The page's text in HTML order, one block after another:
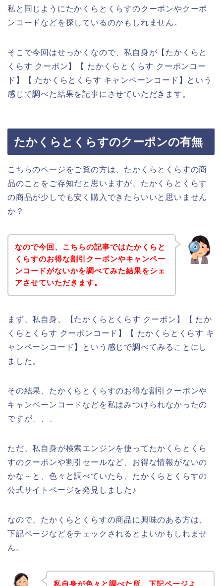
私と同じようにたかくらとくらすのクーポンやクーポ
ンコードなどを探しているのかもしれません。
そこで今回はせっかくなので、私自身が【たかくらと
くらす クーポン】【 たかくらとくらす クーポンコー
ド】【 たかくらとくらす キャンペーンコード】という
感じで調べた結果を記事にさせていただきます。
たかくらとくらすのクーポンの有無
こちらのページをご覧の方は、たかくらとくらすの商
品のことをご存知だと思いますが、たかくらとくらす
の商品が少しでも安く購入できたらいいと思いません
か？
なので今回、こちらの記事ではたかくらと
くらすのお得な割引クーポンやキャンペー
ンコードがないかを調べてみた結果をシェ
アさせていただきます。
まず、私自身、【たかくらとくらす クーポン】【 たか
くらとくらす クーポンコード】【 たかくらとくらす キ
ャンペーンコード】という感じで調べてみることにし
ました。
その結果、たかくらとくらすのお得な割引クーポンや
キャンペーンコードなどを私はみつけられなかったの
ですが、、、
ただ、私自身が検索エンジンを使ってたかくらとくら
すのクーポンや割引セールなど、お得な情報がないの
かな～と、色々と調べていたら、たかくらとくらすの
公式サイトページを発見しました♪
なので、たかくらとくらすの商品に興味のある方は、
下記ページなどをチェックされるとよいかもしれませ
ん。
私自身が色々と調べた所、下記ページよ